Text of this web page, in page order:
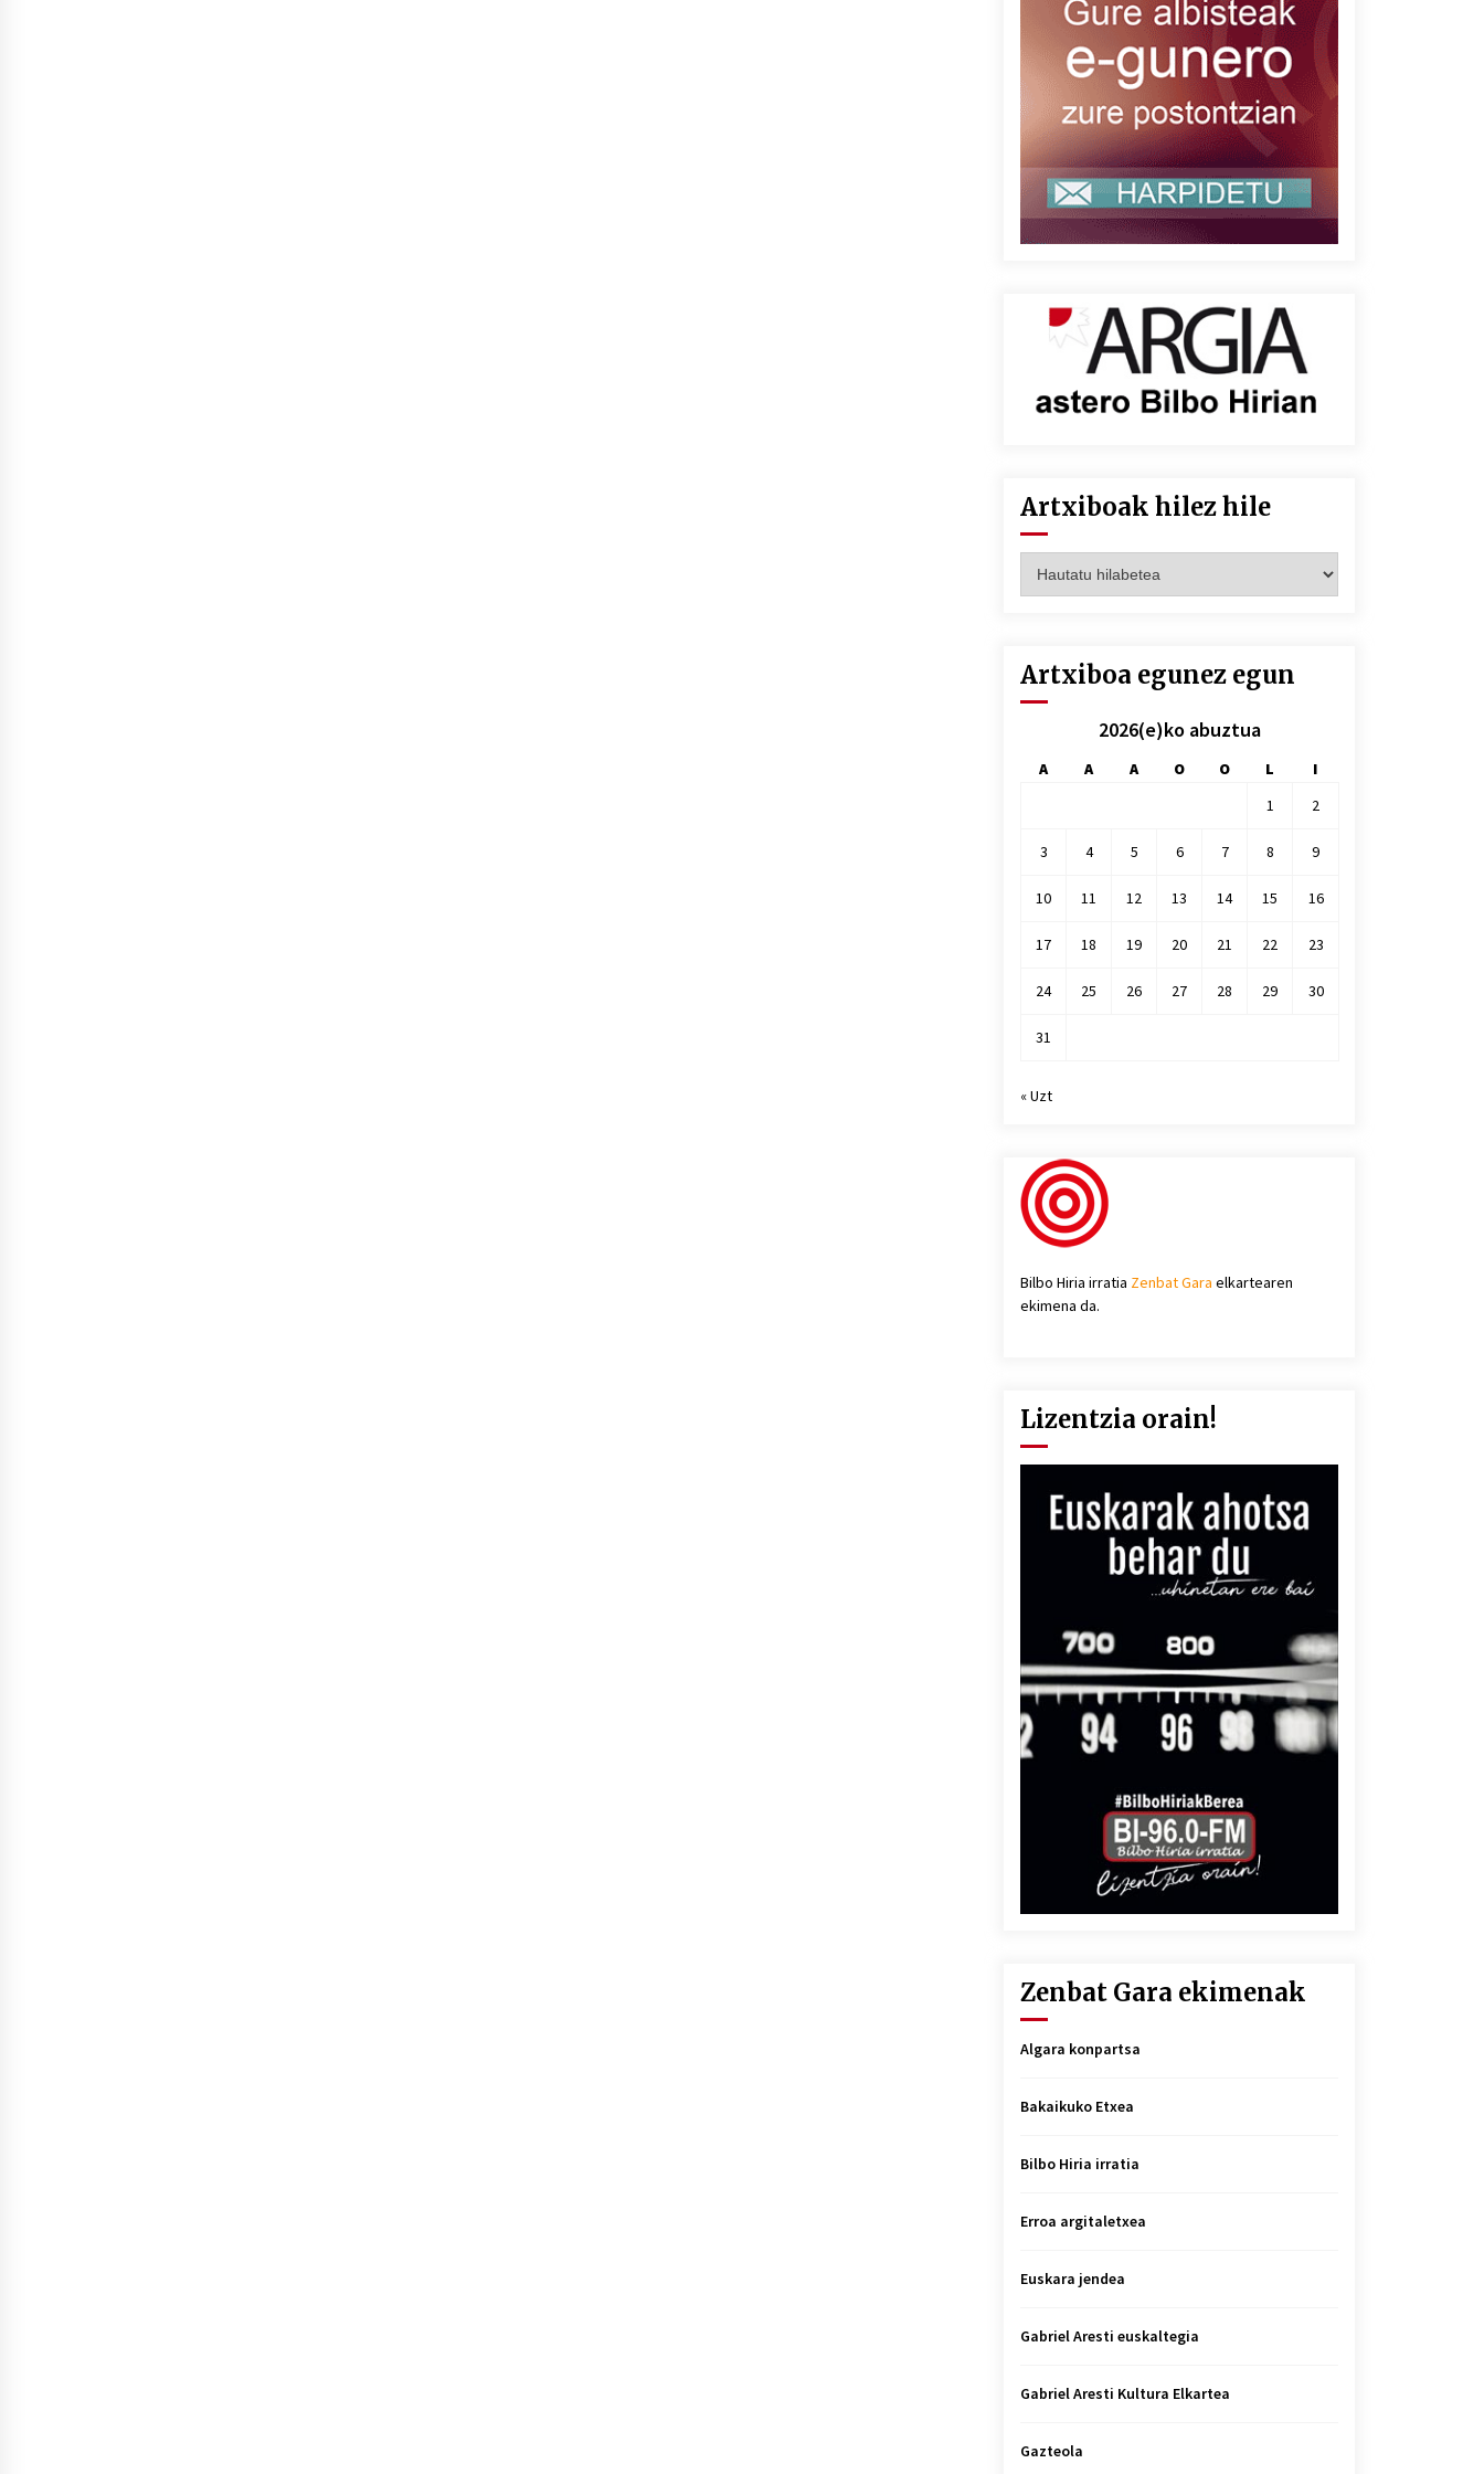
Artxiboak hilez hile
hilez
Artxiboa egunez egun
2026(e)ko abuztua
A A A O O L
I
1
2
3 4 5 6 7 8 9
10 11 12 13 14 15 16
17 18 19 20 21 22 23
24 25 26 27 28 29 30
31
« Uzt
Bilbo Hiria irratia Zenbat Gara elkartearen
ekimena da.
Lizentzia orain!
Zenbat Gara ekimenak
Algara konpartsa
Bakaikuko Etxea
Bilbo Hiria irratia
Erroa argitaletxea
Euskara jendea
Gabriel Aresti euskaltegia
Gabriel Aresti Kultura Elkartea
Gazteola